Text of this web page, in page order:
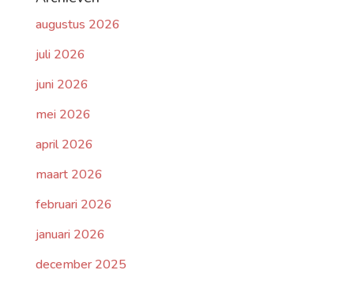
augustus 2026
juli 2026
juni 2026
mei 2026
april 2026
maart 2026
februari 2026
januari 2026
december 2025